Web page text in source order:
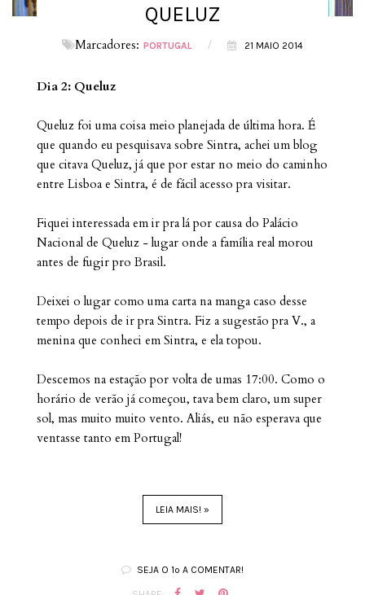
QUELUZ
Marcadores: PORTUGAL / 21 MAIO 2014
Dia 2: Queluz
Queluz foi uma coisa meio planejada de última hora. É
que quando eu pesquisava sobre Sintra, achei um blog
que citava Queluz, já que por estar no meio do caminho
entre Lisboa e Sintra, é de fácil acesso pra visitar.
Fiquei interessada em ir pra lá por causa do Palácio
Nacional de Queluz - lugar onde a família real morou
antes de fugir pro Brasil.
Deixei o lugar como uma carta na manga caso desse
tempo depois de ir pra Sintra. Fiz a sugestão pra V., a
menina que conheci em Sintra, e ela topou.
Descemos na estação por volta de umas 17:00. Como o
horário de verão já começou, tava bem claro, um super
sol, mas muito muito vento. Aliás, eu não esperava que
ventasse tanto em Portugal!
LEIA MAIS! »
SEJA O 1º A COMENTAR!